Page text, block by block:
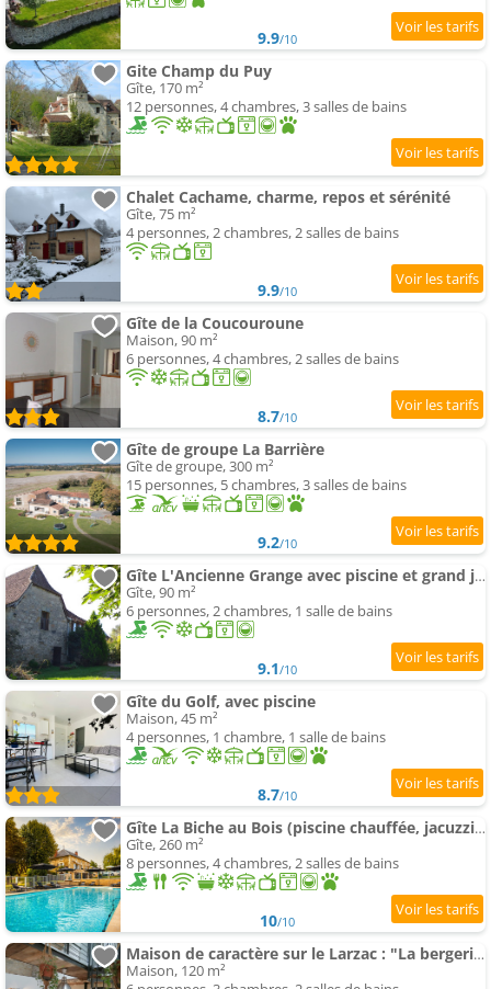
9.9/10
Gite Champ du Puy
Gîte, 170 m²
12 personnes, 4 chambres, 3 salles de bains
Chalet Cachame, charme, repos et sérénité
Gîte, 75 m²
4 personnes, 2 chambres, 2 salles de bains
9.9/10
Gîte de la Coucouroune
Maison, 90 m²
6 personnes, 4 chambres, 2 salles de bains
8.7/10
Gîte de groupe La Barrière
Gîte de groupe, 300 m²
15 personnes, 5 chambres, 3 salles de bains
9.2/10
Gîte L'Ancienne Grange avec piscine et grand jardin
Gîte, 90 m²
6 personnes, 2 chambres, 1 salle de bains
9.1/10
Gîte du Golf, avec piscine
Maison, 45 m²
4 personnes, 1 chambre, 1 salle de bains
8.7/10
Gîte La Biche au Bois (piscine chauffée, jacuzzi …)
Gîte, 260 m²
8 personnes, 4 chambres, 2 salles de bains
10/10
Maison de caractère sur le Larzac : "La bergerie de CléMarie"
Maison, 120 m²